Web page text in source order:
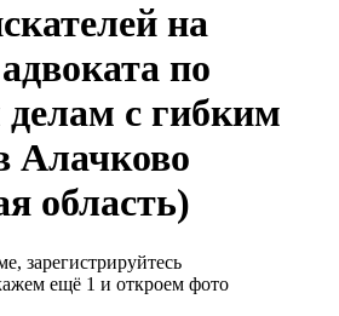
на
по
с гибким
Алачково
область)
зарегистрируйтесь
ещё 1 и откроем фото